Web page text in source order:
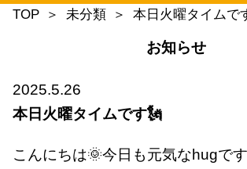
TOP 未分類 本日火曜タイムで
お知らせ
2025.5.26
本日火曜タイムです🗽
こんにちは🌞今日も元気なhugです